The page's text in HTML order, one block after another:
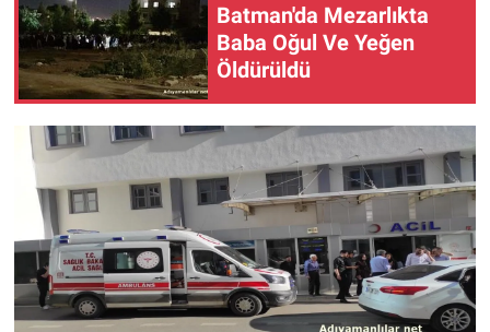
Batman'da Mezarlıkta
Baba Oğul Ve Yeğen
Öldürüldü